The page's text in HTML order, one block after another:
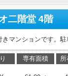
二階堂 4階
マンションです。
専有面積 所